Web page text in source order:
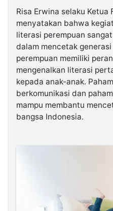
Risa Erwina selaku Ketua
menyatakan bahwa
literasi perempuan
dalam mencetak
perempuan memiliki
mengenalkan literasi
kepada anak-anak.
berkomunikasi dan
mampu membantu
bangsa Indonesia.